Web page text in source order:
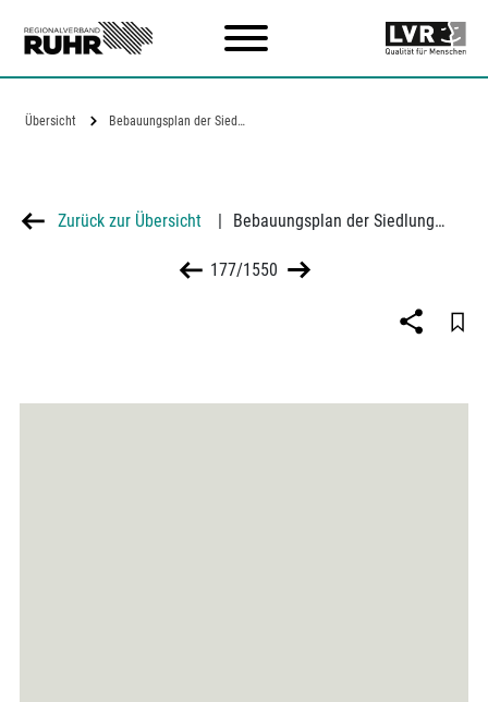
Übersicht Bebauungsplan der Siedlung für…
Zurück zur Übersicht | Bebauungsplan der Siedlung für Postbedienstete in Dortmund-Süd zwischen Metzerstraße und Neuer Graben, Bauherrin: Neue Heimat GmbH Düsseldorf, Architekt: Erich Mattern, Hamm/Westfalen
177/1550